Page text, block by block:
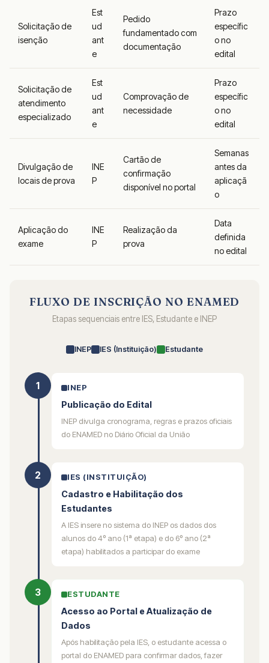
Solicitação de
isenção
Est
ud
ant
e
Pedido
fundamentado com
documentação
Prazo
específic
o no
edital
Solicitação de
atendimento
especializado
Est
ud
ant
e
Comprovação de
necessidade
Prazo
específic
o no
edital
Divulgação de
locais de prova
INE
P
Cartão de
confirmação
disponível no portal
Semanas
antes da
aplicaçã
o
Aplicação do
exame
INE
P
Realização da
prova
Data
definida
no edital
FLUXO DE INSCRIÇÃO NO ENAMED
Etapas sequenciais entre IES, Estudante e INEP
INEP IES (Instituição) Estudante
1 INEP
Publicação do Edital
INEP divulga cronograma, regras e prazos oficiais
do ENAMED no Diário Oficial da União
2 IES (INSTITUIÇÃO)
Cadastro e Habilitação dos
Estudantes
A IES insere no sistema do INEP os dados dos
alunos do 4º ano (1ª etapa) e do 6º ano (2ª
etapa) habilitados a participar do exame
3 ESTUDANTE
Acesso ao Portal e Atualização de
Dados
Após habilitação pela IES, o estudante acessa o
portal do ENAMED para confirmar dados, fazer